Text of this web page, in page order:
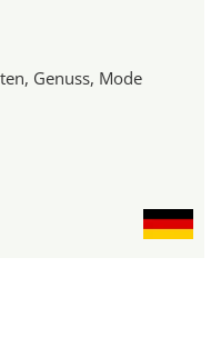
Genuss, Mode